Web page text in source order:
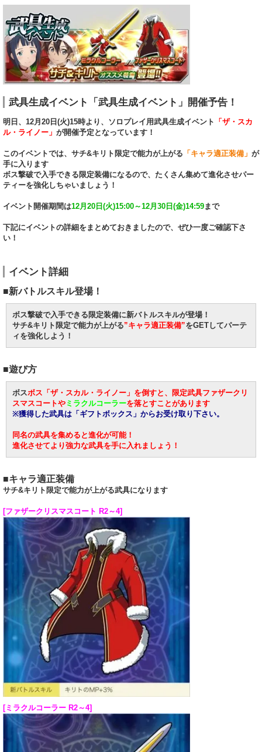
武具生成イベント「武具生成イベント」開催予告！
明日、12月20日(火)15時より、ソロプレイ用武具生成イベント 「ザ・スカ
ル・ライノー」 が開催予定となっています！
このイベントでは、サチ&キリト限定で能力が上がる 「キャラ適正装備」 が
手に入ります
ボス撃破で入手できる限定装備になるので、たくさん集めて進化させパー
ティーを強化しちゃいましょう！
イベント開催期間は12月20日(火)15:00～12月30日(金)14:59 まで
下記にイベントの詳細をまとめておきましたので、ぜひ一度ご確認下さ
い！
イベント詳細
■新バトルスキル登場！
ボス撃破で入手できる限定装備に新バトルスキルが登場！
サチ&キリト限定で能力が上がる”キャラ適正装備”をGETしてパーテ
ィを強化しよう！
■遊び方
ボスボス「ザ・スカル・ライノー」を倒すと、限定武具ファザークリ
スマスコートや ミラクルコーラーを落とすことがあります
※獲得した武具は「ギフトボックス」からお受け取り下さい。
同名の武具を集めると進化が可能！
進化させてより強力な武具を手に入れましょう！
■キャラ適正装備
サチ&キリト限定で能力が上がる武具になります
[ファザークリスマスコート R2～4]
[ミラクルコーラー R2～4]